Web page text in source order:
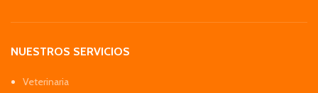
NUESTROS SERVICIOS
Veterinaria